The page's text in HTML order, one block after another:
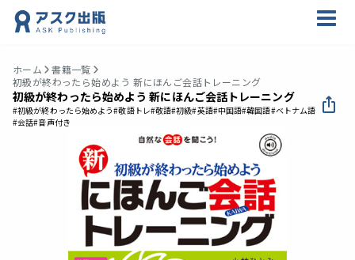
ホーム
書籍一覧
初級が終わったら始めよう 新にほんご会話トレーニング
初級が終わったら始めよう 新にほんご会話トレーニング
#初級が終わったら始めよう#敬語トレ#敬語#初級#英語#中国語#韓国語#ベトナム語
#会話#音声付き